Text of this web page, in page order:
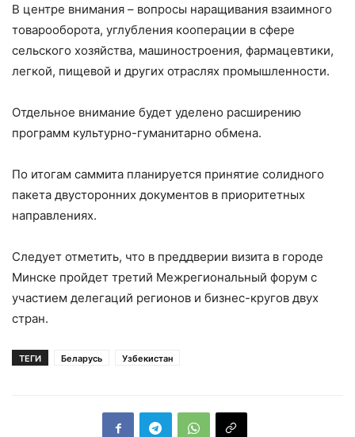
В центре внимания – вопросы наращивания взаимного
товарооборота, углубления кооперации в сфере
сельского хозяйства, машиностроения, фармацевтики,
легкой, пищевой и других отраслях промышленности.
Отдельное внимание будет уделено расширению
программ культурно-гуманитарно обмена.
По итогам саммита планируется принятие солидного
пакета двусторонних документов в приоритетных
направлениях.
Следует отметить, что в преддверии визита в городе
Минске пройдет третий Межрегиональный форум с
участием делегаций регионов и бизнес-кругов двух
стран.
ТЕГИ Беларусь Узбекистан